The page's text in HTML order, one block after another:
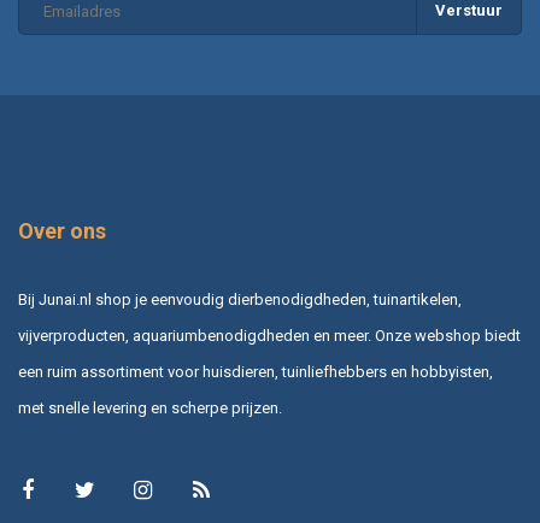
Verstuur
Over ons
Bij Junai.nl shop je eenvoudig dierbenodigdheden, tuinartikelen,
vijverproducten, aquariumbenodigdheden en meer. Onze webshop biedt
een ruim assortiment voor huisdieren, tuinliefhebbers en hobbyisten,
met snelle levering en scherpe prijzen.